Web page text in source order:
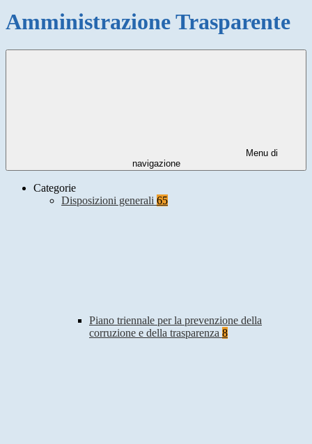
Amministrazione Trasparente
Menu di
navigazione
Categorie
Disposizioni generali 65
Piano triennale per la prevenzione della
corruzione e della trasparenza 8